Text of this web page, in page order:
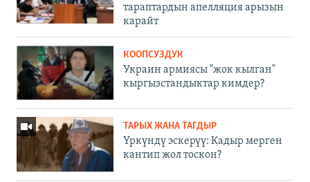
тараптардын апелляция арызын
карайт
КООПСУЗДУК
Украин армиясы "жок кылган"
кыргызстандыктар кимдер?
ТАРЫХ ЖАНА ТАГДЫР
Үркүндү эскерүү: Кадыр мерген
кантип жол тоскон?